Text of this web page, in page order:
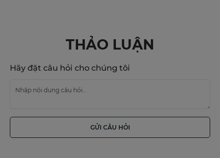
THẢO LUẬN
Hãy đặt câu hỏi cho chúng tôi
GỬI CÂU HỎI